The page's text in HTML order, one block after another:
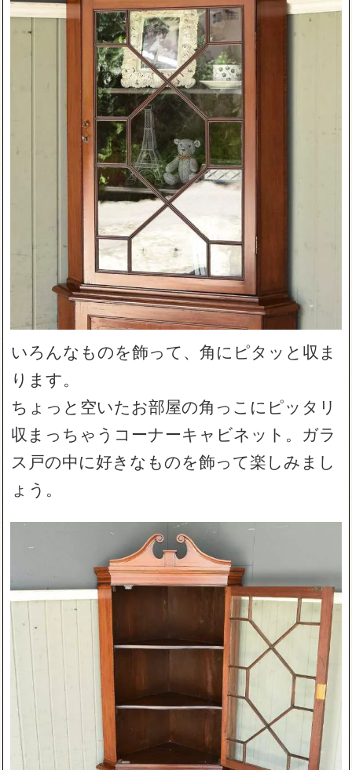
いろんなものを飾って、角にピタッと収ま
ります。
ちょっと空いたお部屋の角っこにピッタリ
収まっちゃうコーナーキャビネット。ガラ
ス戸の中に好きなものを飾って楽しみまし
ょう。